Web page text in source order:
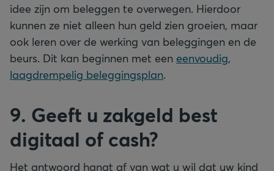
idee zijn om beleggen te overwegen. Hierdoor
kunnen ze niet alleen hun geld zien groeien, maar
ook leren over de werking van beleggingen en de
beurs. Dit kan beginnen met een eenvoudig,
laagdrempelig beleggingsplan.
9. Geeft u zakgeld best
digitaal of cash?
Het antwoord hangt af van wat u wil dat uw kind